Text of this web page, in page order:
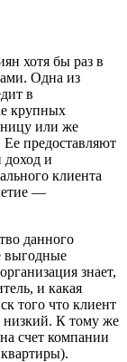
хотя бы раз в
Одна из
в
крупных
или же
предоставляют
и
клиента
—
данного
выгодные
знает,
и какая
того что клиент
низкий. К тому же
счет компании